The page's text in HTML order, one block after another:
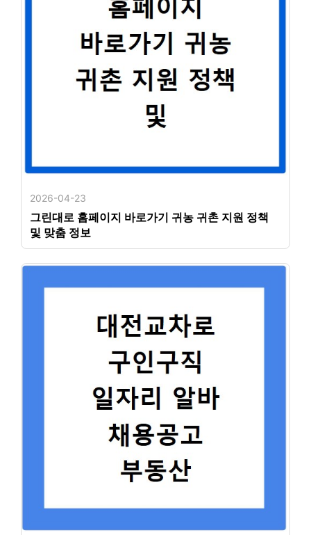
2026-04-23
그린대로 홈페이지 바로가기 귀농 귀촌 지원 정책
및 맞춤 정보